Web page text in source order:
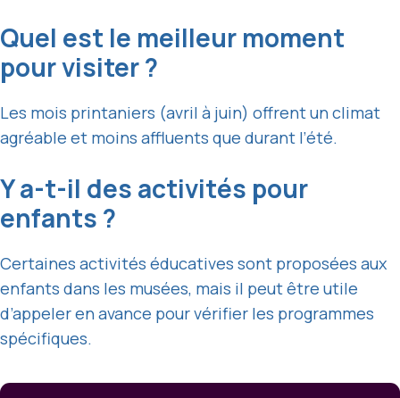
Quel est le meilleur moment
pour visiter ?
Les mois printaniers (avril à juin) offrent un climat
agréable et moins affluents que durant l’été.
Y a-t-il des activités pour
enfants ?
Certaines activités éducatives sont proposées aux
enfants dans les musées, mais il peut être utile
d’appeler en avance pour vérifier les programmes
spécifiques.